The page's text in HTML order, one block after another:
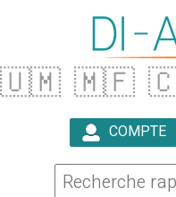
🇺🇲 🇲🇫
COMPTE
63 ARTICLES